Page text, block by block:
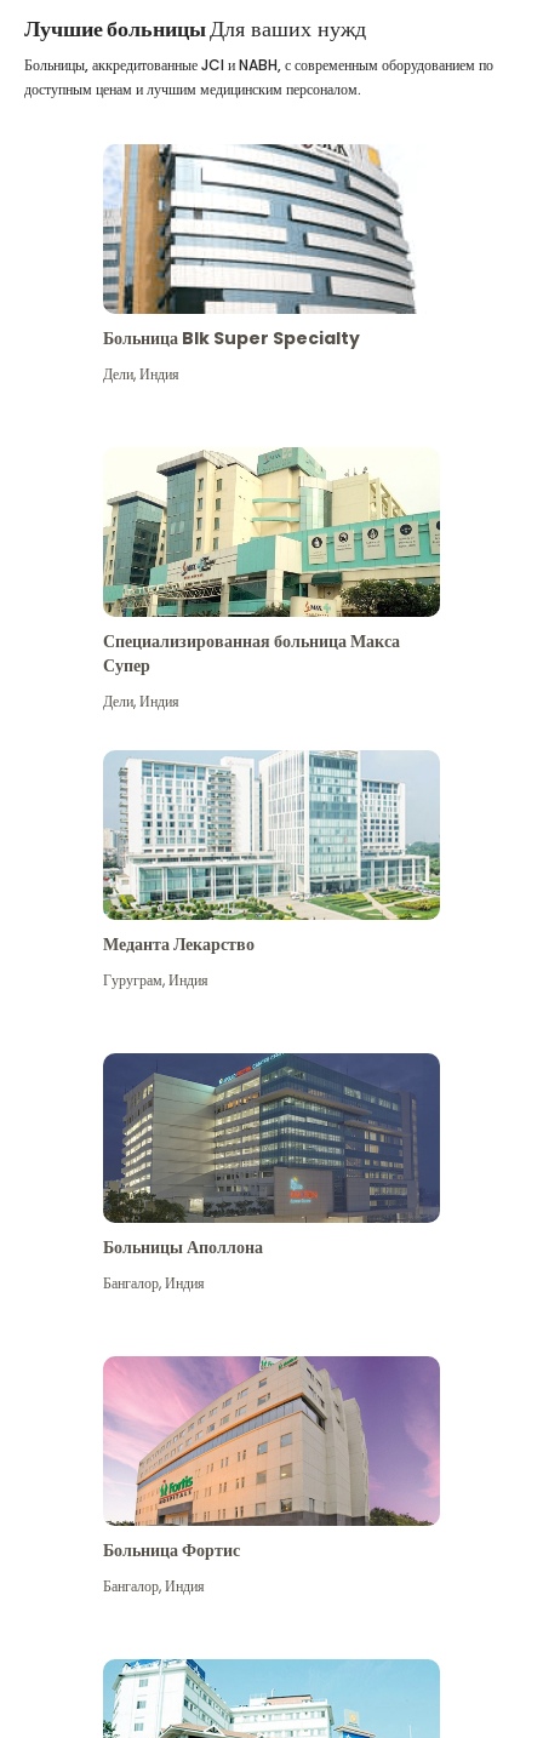
Лучшие больницыДля ваших нужд
Посмотреть больше
Больницы, аккредитованные JCI и NABH, с современным оборудованием по
доступным ценам и лучшим медицинским персоналом.
Больница Blk Super Specialty
Дели,Индия
Специализированная больница Макса
Супер
Дели,Индия
Меданта Лекарство
Гуруграм,Индия
Больницы Аполлона
Бангалор,Индия
Больница Фортис
Бангалор,Индия